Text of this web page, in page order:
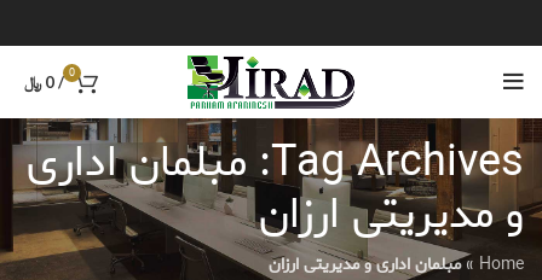
0
/
0 ﷼
Tag Archives: مبلمان اداری
و مدیریتی ارزان
Home
»مبلمان اداری و مدیریتی ارزان